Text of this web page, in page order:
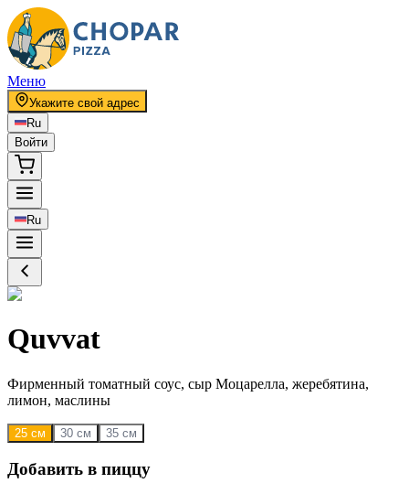
Меню
Укажите свой адрес
Ru
Войти
Ru
Quvvat
Фирменный томатный соус, сыр Моцарелла, жеребятина,
лимон, маслины
25 см 30 см 35 см
Добавить в пиццу